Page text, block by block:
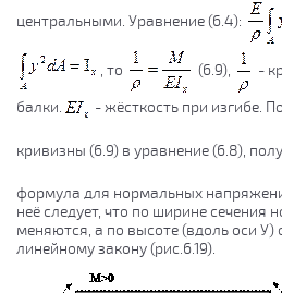
центральными. Уравнение (6.4):
, то (6.9), -
балки. - жёсткость при изгибе.
кривизны (6.9) в уравнение (6.8),
формула для нормальных
неё следует, что по ширине
меняются, а по высоте (вдоль оси У)
линейному закону (рис.6.19).